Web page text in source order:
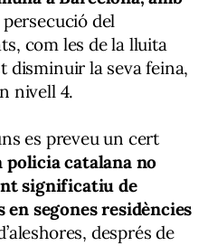
persecució del
com les de la lluita
la seva feina,
nivell 4.
es preveu un cert
policia catalana no
significatiu de
segones residències
després de